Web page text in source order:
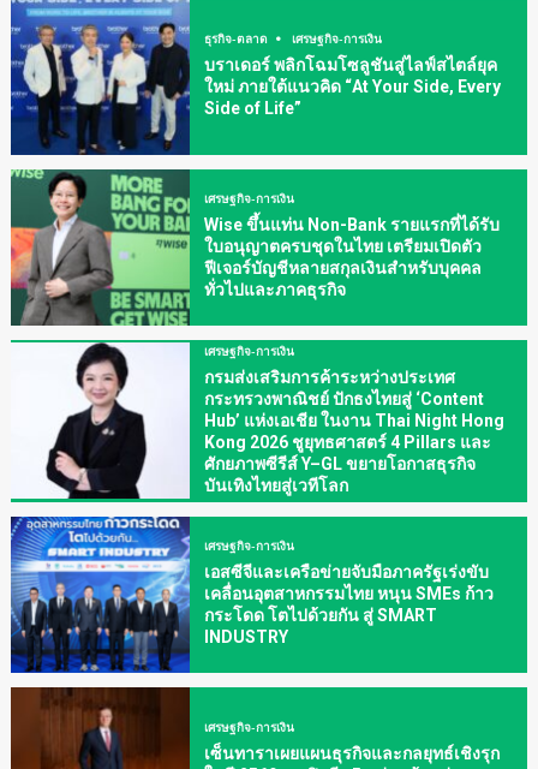
ธุรกิจ-ตลาด เศรษฐกิจ-การเงิน
บราเดอร์ พลิกโฉมโซลูชันสู่ไลฟ์สไตล์ยุค
ใหม่ ภายใต้แนวคิด “At Your Side, Every
Side of Life”
เศรษฐกิจ-การเงิน
Wise ขึ้นแท่น Non-Bank รายแรกที่ได้รับ
ใบอนุญาตครบชุดในไทย เตรียมเปิดตัว
ฟีเจอร์บัญชีหลายสกุลเงินสำหรับบุคคล
ทั่วไปและภาคธุรกิจ
เศรษฐกิจ-การเงิน
กรมส่งเสริมการค้าระหว่างประเทศ
กระทรวงพาณิชย์ ปักธงไทยสู่ ‘Content
Hub’ แห่งเอเชีย ในงาน Thai Night Hong
Kong 2026 ชูยุทธศาสตร์ 4 Pillars และ
ศักยภาพซีรีส์ Y–GL ขยายโอกาสธุรกิจ
บันเทิงไทยสู่เวทีโลก
เศรษฐกิจ-การเงิน
เอสซีจีและเครือข่ายจับมือภาครัฐเร่งขับ
เคลื่อนอุตสาหกรรมไทย หนุน SMEs ก้าว
กระโดด โตไปด้วยกัน สู่ SMART
INDUSTRY
เศรษฐกิจ-การเงิน
เซ็นทาราเผยแผนธุรกิจและกลยุทธ์เชิงรุก